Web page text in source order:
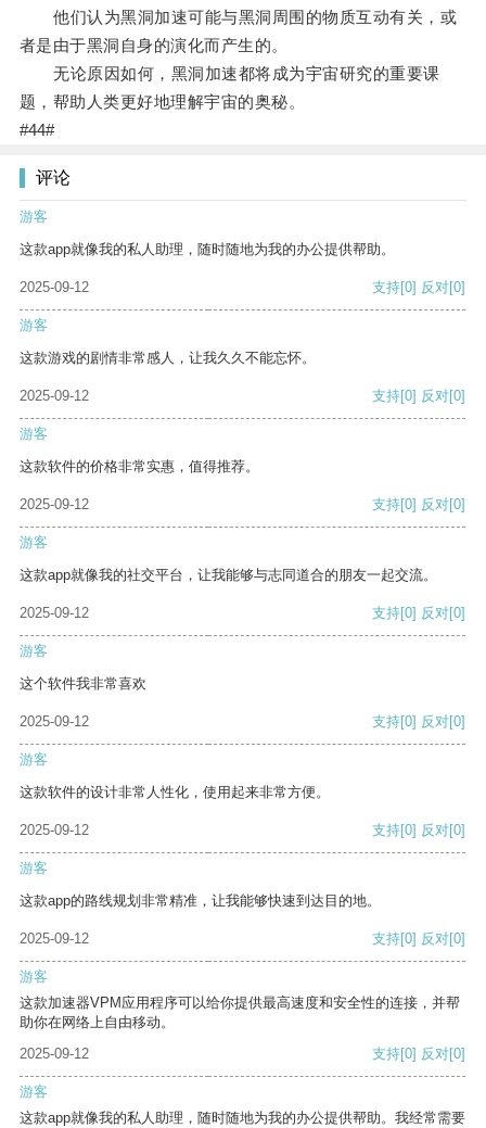
他们认为黑洞加速可能与黑洞周围的物质互动有关，或
者是由于黑洞自身的演化而产生的。
无论原因如何，黑洞加速都将成为宇宙研究的重要课
题，帮助人类更好地理解宇宙的奥秘。
#44#
评论
游客
这款app就像我的私人助理，随时随地为我的办公提供帮助。
2025-09-12 支持[0] 反对[0]
游客
这款游戏的剧情非常感人，让我久久不能忘怀。
2025-09-12 支持[0] 反对[0]
游客
这款软件的价格非常实惠，值得推荐。
2025-09-12 支持[0] 反对[0]
游客
这款app就像我的社交平台，让我能够与志同道合的朋友一起交流。
2025-09-12 支持[0] 反对[0]
游客
这个软件我非常喜欢
2025-09-12 支持[0] 反对[0]
游客
这款软件的设计非常人性化，使用起来非常方便。
2025-09-12 支持[0] 反对[0]
游客
这款app的路线规划非常精准，让我能够快速到达目的地。
2025-09-12 支持[0] 反对[0]
游客
这款加速器VPM应用程序可以给你提供最高速度和安全性的连接，并帮
助你在网络上自由移动。
2025-09-12
支持[0] 反对[0]
游客
这款app就像我的私人助理，随时随地为我的办公提供帮助。我经常需要